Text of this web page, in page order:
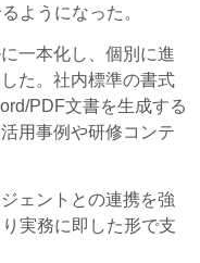
ようになった。
一本化し、個別に進
た。社内標準の書式
PDF文書を生成する
用事例や研修コンテ
ェントとの連携を強
実務に即した形で支